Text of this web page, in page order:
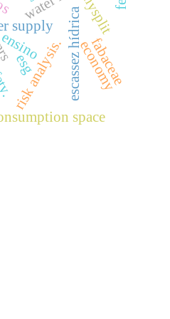
supply
risk analysis.escassez hídricaeconomy
esg
ensino fabaceae
hysplit
space